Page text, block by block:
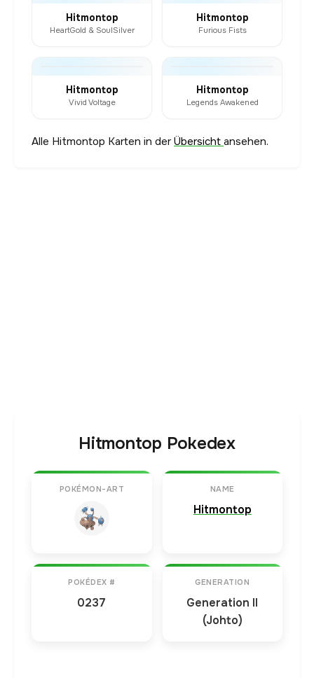
Hitmontop
HeartGold & SoulSilver
Hitmontop
Furious Fists
Hitmontop
Vivid Voltage
Hitmontop
Legends Awakened
Alle Hitmontop Karten in derÜbersicht ansehen.
Hitmontop Pokedex
POKÉMON-ART NAME
Hitmontop
POKÉDEX #
0237
GENERATION
Generation II
(Johto)